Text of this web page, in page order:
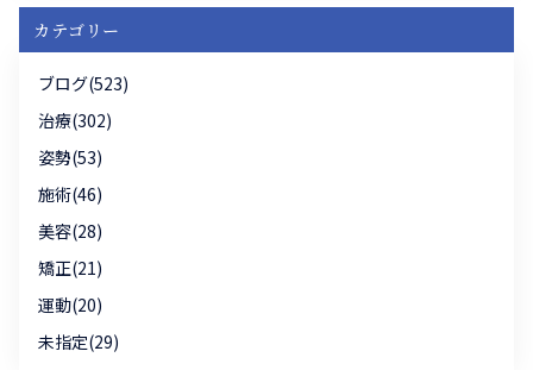
カテゴリー
ブログ(523)
治療(302)
姿勢(53)
施術(46)
美容(28)
矯正(21)
運動(20)
未指定(29)